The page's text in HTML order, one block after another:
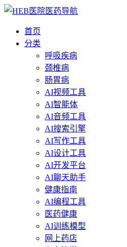
首页
分类
呼吸疾病
颈椎病
肠胃病
AI视频工具
AI智能体
AI音频工具
AI搜索引擎
AI写作工具
AI设计工具
AI开发平台
AI聊天助手
健康指南
AI编程工具
医药健康
AI训练模型
网上药店